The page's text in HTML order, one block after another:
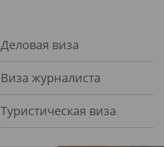
Деловая виза
Виза журналиста
Туристическая виза